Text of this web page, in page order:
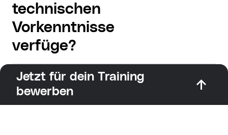
technischen
Vorkenntnisse
verfüge?
Jetzt für dein Training
bewerben